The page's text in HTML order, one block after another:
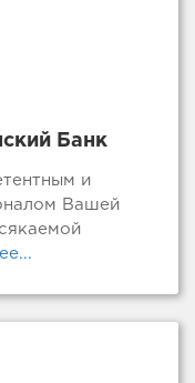
Банк
и
Вашей